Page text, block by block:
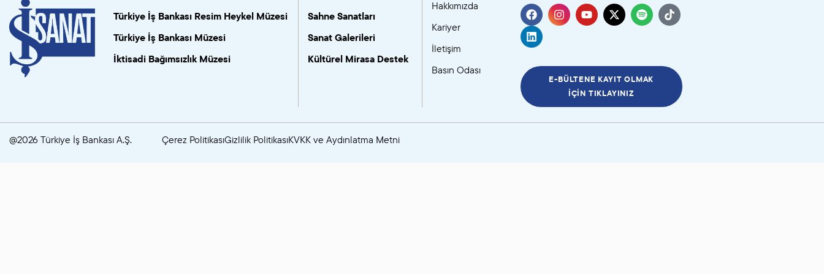
SANAT GALERILERI
KÜLTÜREL MIRASA
Türkiye İş Bankası Resim Heykel Müzesi
Türkiye İş Bankası Müzesi
İktisadi Bağımsızlık Müzesi
Sahne Sanatları
Sanat Galerileri
Kültürel Mirasa Destek
Hakkımızda
Kariyer
İletişim
Basın Odası
E-BÜLTENE KAYIT OLMAK
İÇIN TIKLAYINIZ
@2026 Türkiye İş Bankası A.Ş. Çerez PolitikasıGizlilik PolitikasıKVKK ve Aydınlatma Metni